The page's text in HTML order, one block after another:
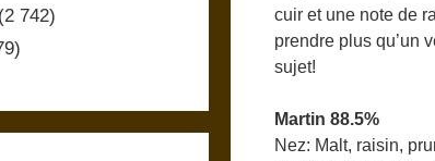
cuir et une note de
prendre plus qu’un
sujet!
Martin 88.5%
Nez: Malt, raisin,
(2 742)